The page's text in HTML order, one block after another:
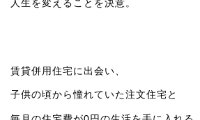
人生を変えることを決意。
賃貸併用住宅に出会い、
子供の頃から憧れていた注文住宅と